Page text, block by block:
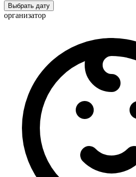
Выбрать дату
организатор